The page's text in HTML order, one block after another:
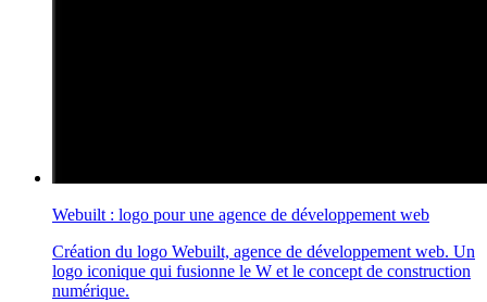
Webuilt : logo pour une agence de développement web
Création du logo Webuilt, agence de développement web. Un
logo iconique qui fusionne le W et le concept de construction
numérique.